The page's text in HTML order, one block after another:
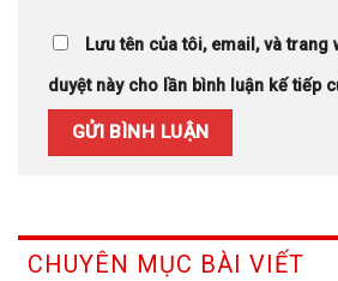
Lưu tên của tôi, email, và trang
duyệt này cho lần bình luận kế tiếp
CHUYÊN MỤC BÀI VIẾT